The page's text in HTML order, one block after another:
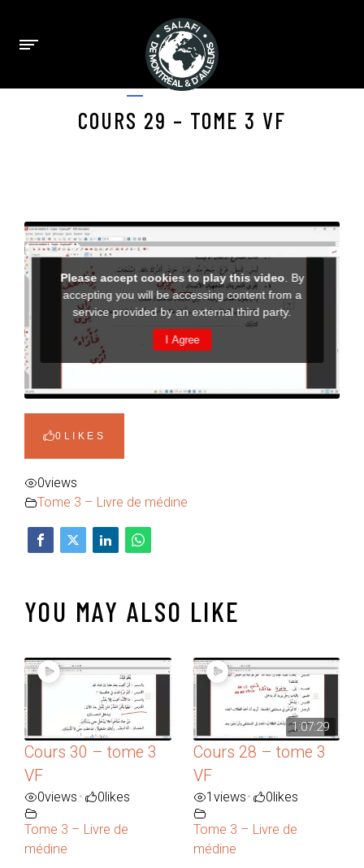
JULY 9, 2025
COURS 29 – TOME 3 VF
0 LIKES
0views
Tome 3 – Livre de médine
YOU MAY ALSO LIKE
Cours 30 – tome 3
VF
0views • 0likes
Tome 3 – Livre de
médine
1:07:29
Cours 28 – tome 3
VF
1 views• 0likes
Tome 3 – Livre de
médine